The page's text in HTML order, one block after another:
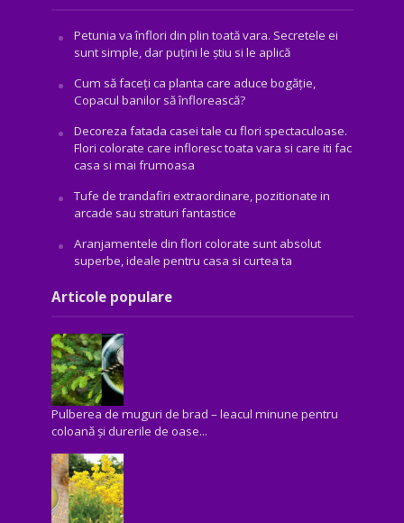
Petunia va înflori din plin toată vara. Secretele ei
sunt simple, dar puțini le știu si le aplică
Cum să faceți ca planta care aduce bogăţie,
Copacul banilor să înflorească?
Decoreza fatada casei tale cu flori spectaculoase.
Flori colorate care infloresc toata vara si care iti fac
casa si mai frumoasa
Tufe de trandafiri extraordinare, pozitionate in
arcade sau straturi fantastice
Aranjamentele din flori colorate sunt absolut
superbe, ideale pentru casa si curtea ta
Articole populare
Pulberea de muguri de brad – leacul minune pentru
coloană și durerile de oase...